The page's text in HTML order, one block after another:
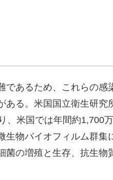
あるため、これらの感
る。米国国立衛生研究
、米国では年間約1,700
生物バイオフィルム群集
の増殖と生存、抗生物